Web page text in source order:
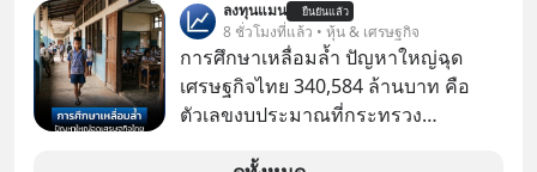
เปลี่ยนสี” McConaughey ดาราดาวรุ่ง
ในยุคหนึ่ง เคยปฏิเสธเงินค่าตัวหนังรอม
คอมที่สูงถึง 14.5 ล้านดอลลาร์ (หรือ
ราว 500 ล้านบาท) เพียงเพราะเขาไม่
ตามมาคือ โทรศัพท์ของเขากลายเป็น
ลงทุนแมน ยืนยันแล้ว
8 ชั่วโมงที่แล้ว • หุ้น & เศรษฐกิจ
การศึกษาเหลื่อมล้ำ ปัญหาใหญ่ฉุด
เศรษฐกิจไทย 340,584 ล้านบาท คือ
ตัวเลขงบประมาณที่กระทรวง